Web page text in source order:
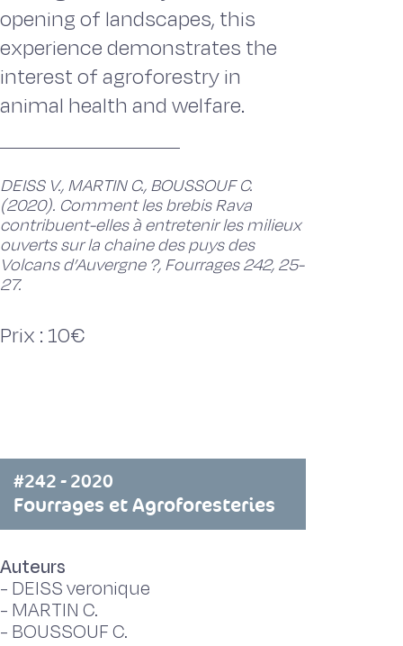
opening of landscapes, this
experience demonstrates the
interest of agroforestry in
animal health and welfare.
DEISS V., MARTIN C., BOUSSOUF C.
(2020). Comment les brebis Rava
contribuent-elles à entretenir les milieux
ouverts sur la chaine des puys des
Volcans d’Auvergne ?, Fourrages 242, 25-
27.
Prix : 10€
#242 - 2020
Fourrages et Agroforesteries
Auteurs
- DEISS veronique
- MARTIN C.
- BOUSSOUF C.